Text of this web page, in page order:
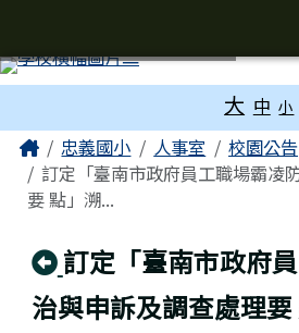
大 中 小
主內容區域
Home忠義國小 人事室
校園公告
訂定「臺南市政府員工職場霸凌
要 點」溯...
回上頁
訂定「臺南市政府
治與申訴及調查處理
頁尾區域